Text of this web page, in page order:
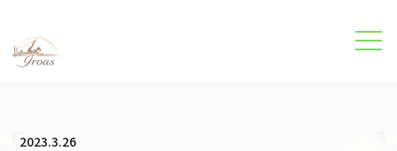
パーソナルトレーニング・美容整体のイロアスジム お知らせ›
2023.3.26